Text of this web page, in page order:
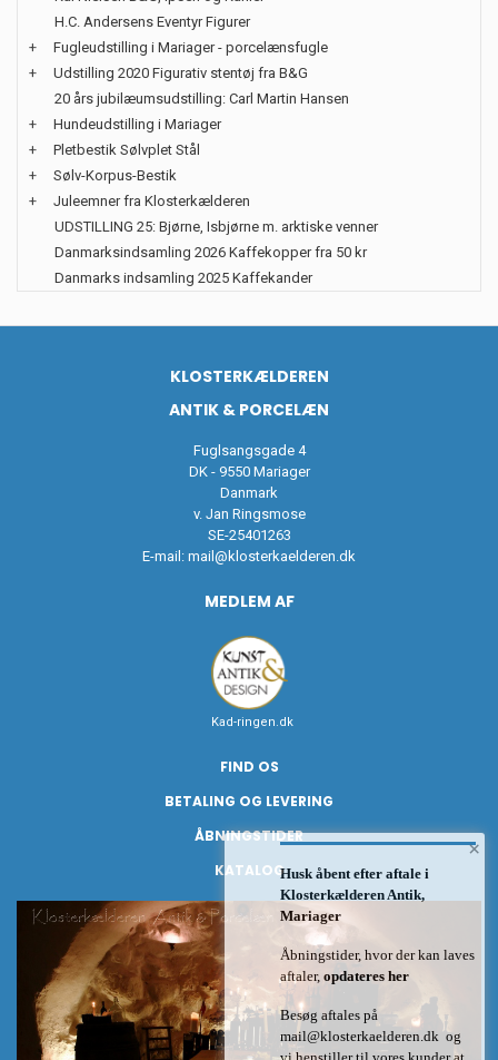
H.C. Andersens Eventyr Figurer
+
Fugleudstilling i Mariager - porcelænsfugle
+
Udstilling 2020 Figurativ stentøj fra B&G
20 års jubilæumsudstilling: Carl Martin Hansen
+
Hundeudstilling i Mariager
+
Pletbestik Sølvplet Stål
+
Sølv-Korpus-Bestik
+
Juleemner fra Klosterkælderen
UDSTILLING 25: Bjørne, Isbjørne m. arktiske venner
Danmarksindsamling 2026 Kaffekopper fra 50 kr
Danmarks indsamling 2025 Kaffekander
KLOSTERKÆLDEREN
ANTIK & PORCELÆN
Fuglsangsgade 4
DK - 9550 Mariager
Danmark
v. Jan Ringsmose
SE-25401263
E-mail: mail@klosterkaelderen.dk
MEDLEM AF
Kad-ringen.dk
FIND OS
BETALING OG LEVERING
ÅBNINGSTIDER
KATALOG
×
Husk åbent efter aftale i
Klosterkælderen Antik,
Mariager
Åbningstider, hvor der kan laves
aftaler, opdateres her
Besøg aftales på
mail@klosterkaelderen.dk og